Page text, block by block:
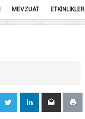
MEVZUAT ETKİNLİKLER